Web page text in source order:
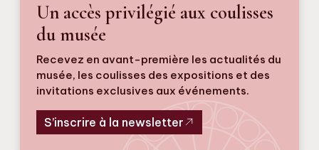
Un accès privilégié aux coulisses
du musée
Recevez en avant-première les actualités du
musée, les coulisses des expositions et des
invitations exclusives aux événements.
S’inscrire à la newsletter